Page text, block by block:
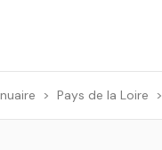
> Pays de la Loire >